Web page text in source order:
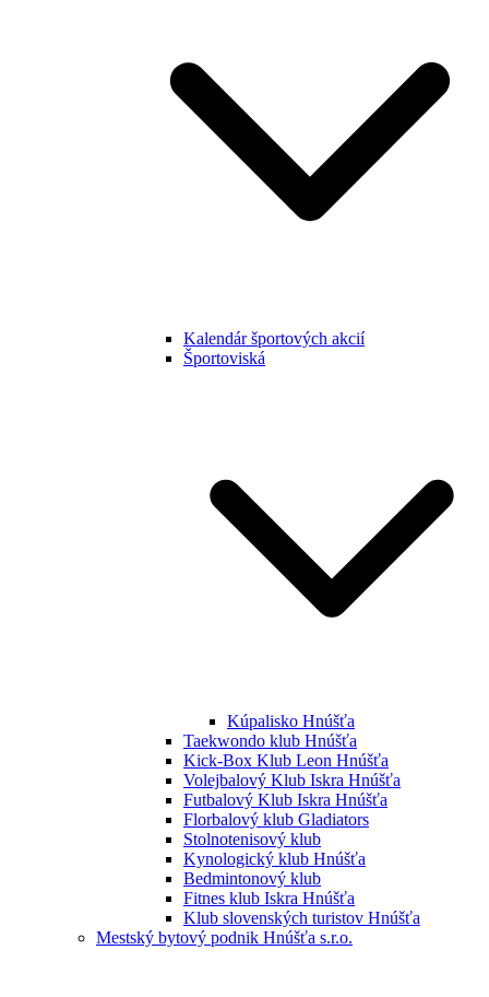
Kalendár športových akcií
Športoviská
Kúpalisko Hnúšťa
Taekwondo klub Hnúšťa
Kick-Box Klub Leon Hnúšťa
Volejbalový Klub Iskra Hnúšťa
Futbalový Klub Iskra Hnúšťa
Florbalový klub Gladiators
Stolnotenisový klub
Kynologický klub Hnúšťa
Bedmintonový klub
Fitnes klub Iskra Hnúšťa
Klub slovenských turistov Hnúšťa
Mestský bytový podnik Hnúšťa s.r.o.